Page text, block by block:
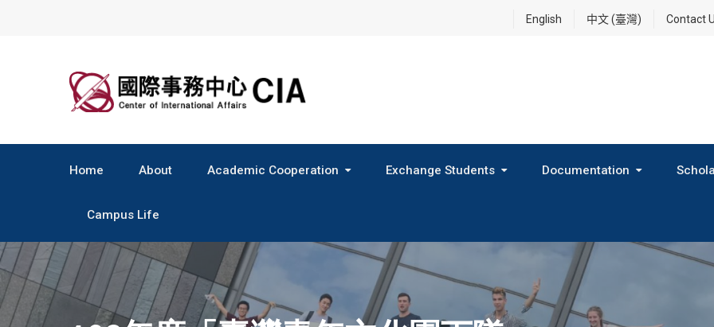
English 中文 (臺灣) Contact
Home About Academic Cooperation Exchange Students Documentation
Campus Life